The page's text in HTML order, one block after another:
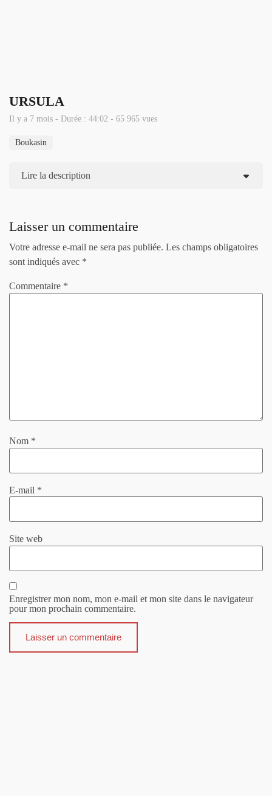
URSULA
Il y a 7 mois - Durée : 44:02 - 65 965 vues
Boukasin
Lire la description
Laisser un commentaire
Votre adresse e-mail ne sera pas publiée. Les champs obligatoires
sont indiqués avec *
Commentaire *
Nom *
E-mail *
Site web
Enregistrer mon nom, mon e-mail et mon site dans le navigateur
pour mon prochain commentaire.